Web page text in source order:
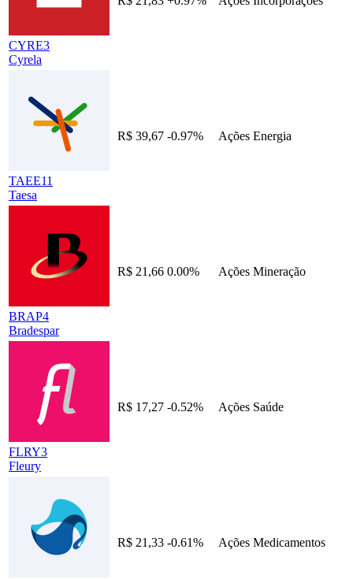
CYRE3
Cyrela
TAEE11
Taesa
R$ 39,67 -0.97% Ações Energia
BRAP4
Bradespar
R$ 21,66 0.00% Ações Mineração
FLRY3
Fleury
R$ 17,27 -0.52% Ações Saúde
R$ 21,33 -0.61% Ações Medicamentos